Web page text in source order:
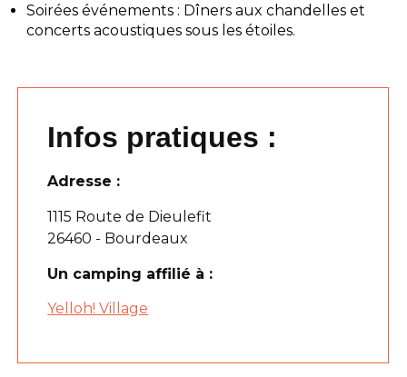
Soirées événements : Dîners aux chandelles et
concerts acoustiques sous les étoiles.
Infos pratiques :
Adresse :
1115 Route de Dieulefit
26460 - Bourdeaux
Un camping affilié à :
Yelloh! Village